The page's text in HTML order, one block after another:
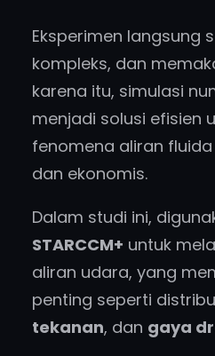
Eksperimen langsung
kompleks, dan
karena itu, simulasi
menjadi solusi efisien
fenomena aliran
dan ekonomis.
Dalam studi ini,
STARCCM+ untuk
aliran udara, yang
penting seperti
tekanan, dan gaya